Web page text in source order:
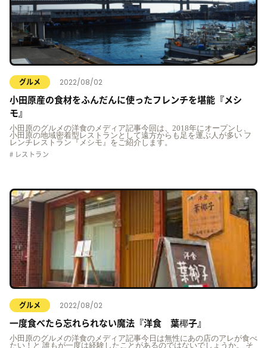
グルメ 2022/08/02
小田原産の食材をふんだんに使ったフレンチを堪能『メシ
モ』
小田原のグルメの洋食のメディア記事今回は、2018年にオープンし、
小田原の地域密着型レストランとして遠方からも足を運ぶ人が多い フ
レンチレストラン『メシモ』をご紹介します。
レストラン
グルメ 2022/08/02
一度食べたら忘れられない魔法『洋食 葉椰子』
小田原のグルメの洋食のメディア記事今日は無性にあの店のアレが食べ
たい！と 誰もが一度は経験したことがあるのではないでしょうか。 そ